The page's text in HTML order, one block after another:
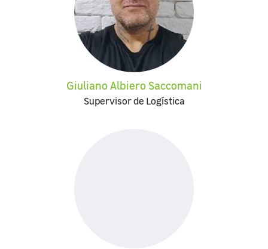
Giuliano Albiero Saccomani
Supervisor de Logística